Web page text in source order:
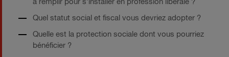
à remplir pour s’installer en profession libérale ?
Quel statut social et fiscal vous devriez adopter ?
Quelle est la protection sociale dont vous pourriez
bénéficier ?